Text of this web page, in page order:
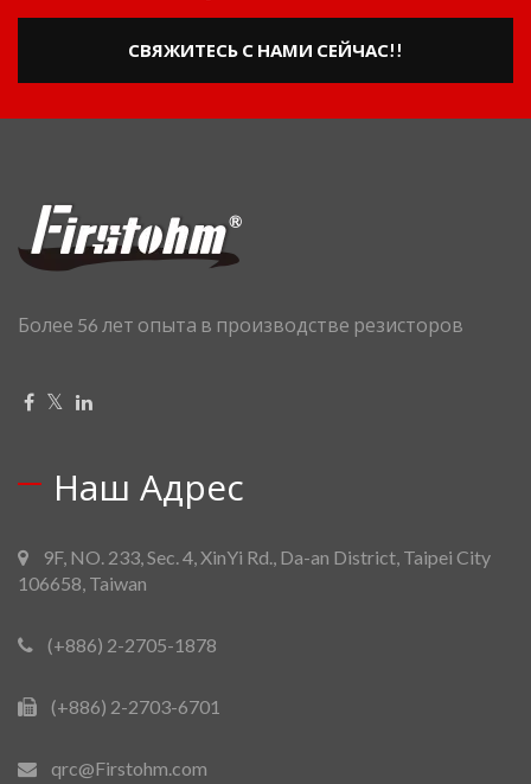
СВЯЖИТЕСЬ С НАМИ СЕЙЧАС!!
Более 56 лет опыта в производстве резисторов
Наш Адрес
9F, NO. 233, Sec. 4, XinYi Rd., Da-an District, Taipei City
106658, Taiwan
(+886) 2-2705-1878
(+886) 2-2703-6701
qrc@Firstohm.com